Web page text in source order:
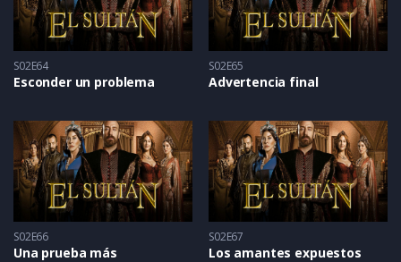
S02E64
Esconder un problema
S02E65
Advertencia final
S02E66
Una prueba más
S02E67
Los amantes expuestos